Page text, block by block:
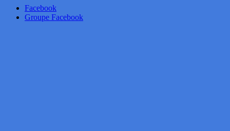
Facebook
Groupe Facebook